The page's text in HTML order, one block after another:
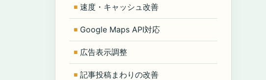
速度・キャッシュ改善
Google Maps API対応
広告表示調整
記事投稿まわりの改善